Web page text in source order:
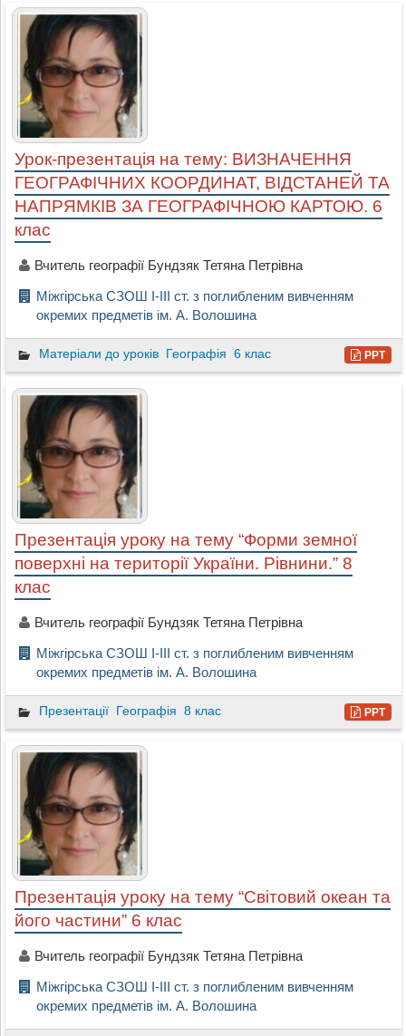
Урок-презентація на тему: ВИЗНАЧЕННЯ
ГЕОГРАФІЧНИХ КООРДИНАТ, ВІДСТАНЕЙ ТА
НАПРЯМКІВ ЗА ГЕОГРАФІЧНОЮ КАРТОЮ. 6
клас
Вчитель географії Бундзяк Тетяна Петрівна
Міжгірська СЗОШ I-III ст. з поглибленим вивченням
окремих предметів ім. А. Волошина
Матеріали до уроків Географія 6 клас PPT
Презентація уроку на тему “Форми земної
поверхні на території України. Рівнини.” 8
клас
Вчитель географії Бундзяк Тетяна Петрівна
Міжгірська СЗОШ I-III ст. з поглибленим вивченням
окремих предметів ім. А. Волошина
Презентації Географія 8 клас PPT
Презентація уроку на тему “Світовий океан та
його частини” 6 клас
Вчитель географії Бундзяк Тетяна Петрівна
Міжгірська СЗОШ I-III ст. з поглибленим вивченням
окремих предметів ім. А. Волошина